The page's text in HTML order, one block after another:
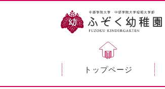
トップページ